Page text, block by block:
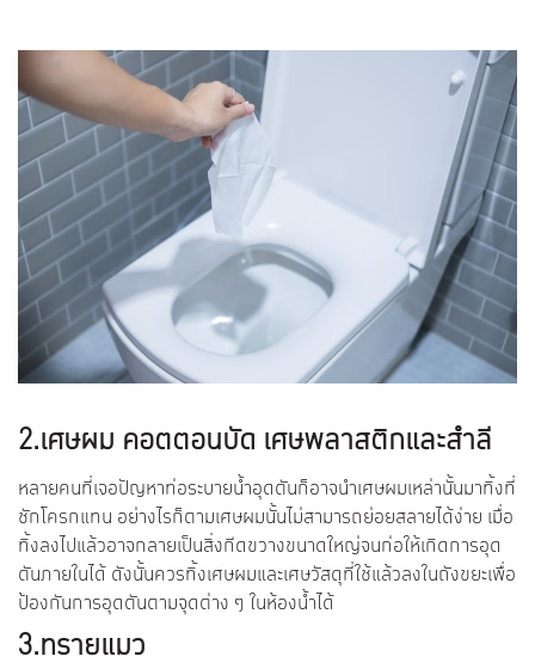
2.เศษผม คอตตอนบัด เศษพลาสติกและสำลี
หลายคนที่เจอปัญหาท่อระบายน้ำอุดตันก็อาจนำเศษผมเหล่านั้นมาทิ้งที่
ชักโครกแทน อย่างไรก็ตามเศษผมนั้นไม่สามารถย่อยสลายได้ง่าย เมื่อ
ทิ้งลงไปแล้วอาจกลายเป็นสิ่งกีดขวางขนาดใหญ่จนก่อให้เกิดการอุด
ตันภายในได้ ดังนั้นควรทิ้งเศษผมและเศษวัสดุที่ใช้แล้วลงในถังขยะเพื่อ
ป้องกันการอุดตันตามจุดต่าง ๆ ในห้องน้ำได้
3.ทรายแมว